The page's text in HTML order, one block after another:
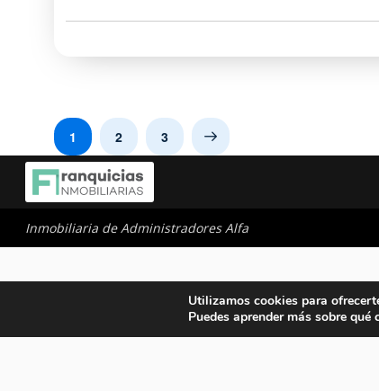
1 2 3 Next
Inmobiliaria de Administradores Alfa
Utilizamos cookies para
Puedes aprender más sobre